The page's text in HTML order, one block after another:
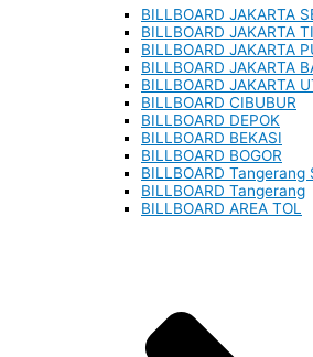
BILLBOARD JAKARTA
BILLBOARD JAKARTA
BILLBOARD JAKARTA
BILLBOARD JAKARTA
BILLBOARD JAKARTA
BILLBOARD CIBUBUR
BILLBOARD DEPOK
BILLBOARD BEKASI
BILLBOARD BOGOR
BILLBOARD Tangerang
BILLBOARD Tangerang
BILLBOARD AREA TOL